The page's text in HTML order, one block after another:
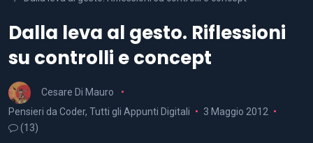
Dalla leva al gesto. Riflessioni
su controlli e concept
Cesare Di Mauro
Pensieri da Coder, Tutti gli Appunti Digitali
3 Maggio 2012
(13)